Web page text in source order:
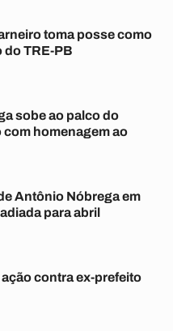
toma posse como
do TRE-PB
sobe ao palco do
com homenagem ao
Antônio Nóbrega em
para abril
contra ex-prefeito